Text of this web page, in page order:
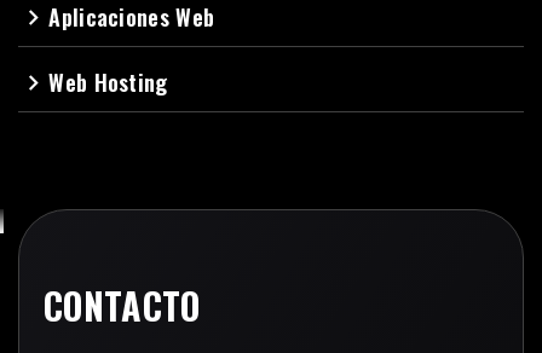
navigate_nextAplicaciones Web
navigate_nextWeb Hosting
CONTACTO